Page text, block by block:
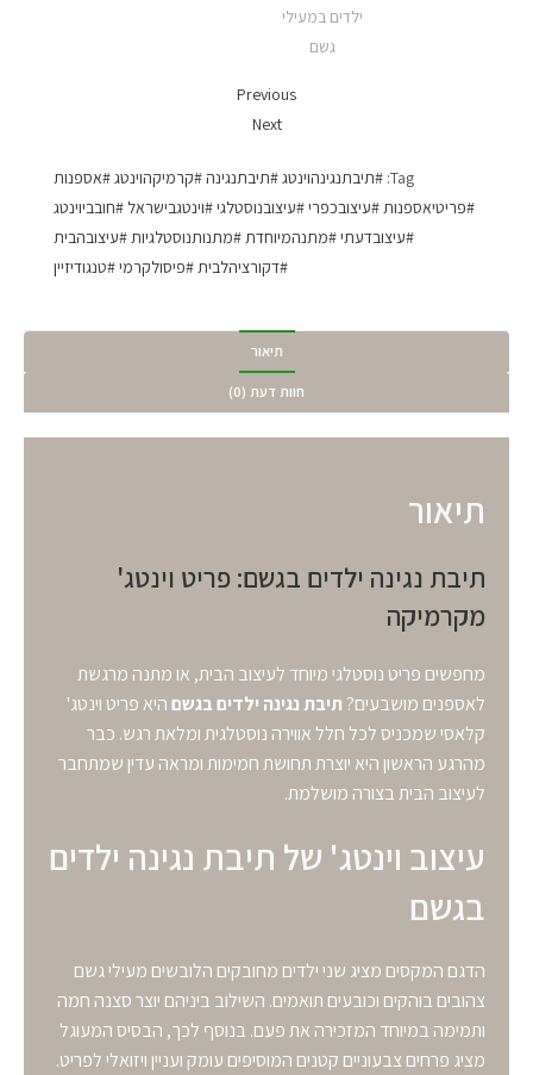
Previous
Next
Tag: #תיבתנגינהוינטג #תיבתנגינה #קרמיקהוינטג #אספנות
#פריטיאספנות #עיצובכפרי #עיצובנוסטלגי #וינטגבישראל #חובביוינטג
#עיצובדעתי #מתנהמיוחדת #מתנותנוסטלגיות #עיצובהבית
#דקורציהלבית #פיסולקרמי #טנגודיזיין
תיאור
חוות דעת (0)
תיאור
תיבת נגינה ילדים בגשם: פריט וינטג'
מקרמיקה
מחפשים פריט נוסטלגי מיוחד לעיצוב הבית, או מתנה מרגשת
לאספנים מושבעים?תיבת נגינה ילדים בגשםהיא פריט וינטג'
קלאסי שמכניס לכל חלל אווירה נוסטלגית ומלאת רגש. כבר
מהרגע הראשון היא יוצרת תחושת חמימות ומראה עדין שמתחבר
לעיצוב הבית בצורה מושלמת.
עיצוב וינטג' של תיבת נגינה ילדים
בגשם
הדגם המקסים מציג שני ילדים מחובקים הלובשים מעילי גשם
צהובים בוהקים וכובעים תואמים. השילוב ביניהם יוצר סצנה חמה
ותמימה במיוחד המזכירה את פעם. בנוסף לכך, הבסיס המעוגל
מציג פרחים צבעוניים קטנים המוסיפים עומק ועניין ויזואלי לפריט.